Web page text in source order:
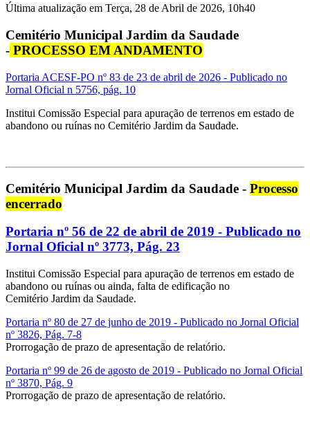
Última atualização em Terça, 28 de Abril de 2026, 10h40
Cemitério Municipal Jardim da Saudade
- PROCESSO EM ANDAMENTO
Portaria ACESF-PO nº 83 de 23 de abril de 2026 - Publicado no
Jornal Oficial n 5756, pág. 10
Institui Comissão Especial para apuração de terrenos em estado de
abandono ou ruínas no Cemitério Jardim da Saudade.
Cemitério Municipal Jardim da Saudade - Processo
encerrado
Portaria nº 56 de 22 de abril de 2019 - Publicado no
Jornal Oficial nº 3773, Pág. 23
Institui Comissão Especial para apuração de terrenos em estado de
abandono ou ruínas ou ainda, falta de edificação no
Cemitério Jardim da Saudade.
Portaria nº 80 de 27 de junho de 2019 - Publicado no Jornal Oficial
nº 3826, Pág. 7-8
Prorrogação de prazo de apresentação de relatório.
Portaria nº 99 de 26 de agosto de 2019 - Publicado no Jornal Oficial
nº 3870, Pág. 9
Prorrogação de prazo de apresentação de relatório.